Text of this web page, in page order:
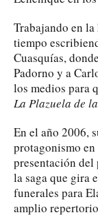
Trabajando en
tiempo
Cuasquías,
Padorno y a
los medios para
La Plazuela de
En el año 2006,
protagonismo
presentación
la saga que gira
funerales para
amplio